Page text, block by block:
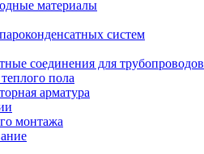
материалы
систем
соединения для трубопроводов
пола
арматура
монтажа